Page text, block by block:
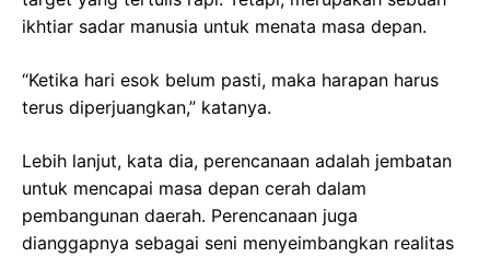
ikhtiar sadar manusia untuk menata masa depan.
“Ketika hari esok belum pasti, maka harapan harus
terus diperjuangkan,” katanya.
Lebih lanjut, kata dia, perencanaan adalah jembatan
untuk mencapai masa depan cerah dalam
pembangunan daerah. Perencanaan juga
dianggapnya sebagai seni menyeimbangkan realitas